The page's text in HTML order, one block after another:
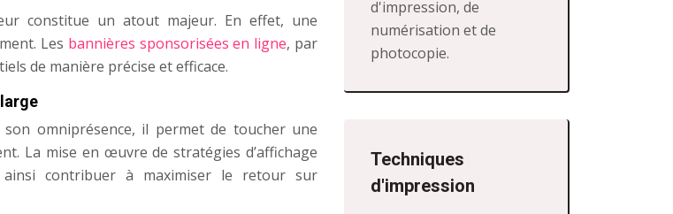
constitue un atout majeur. En effet, une
Les bannières sponsorisées en ligne, par
de manière précise et efficace.
omniprésence, il permet de toucher une
La mise en œuvre de stratégies d’affichage
contribuer à maximiser le retour sur
d'impression, de
numérisation et de
photocopie.
Techniques
d'impression